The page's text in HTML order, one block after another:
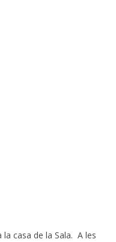
la casa de la Sala. A les